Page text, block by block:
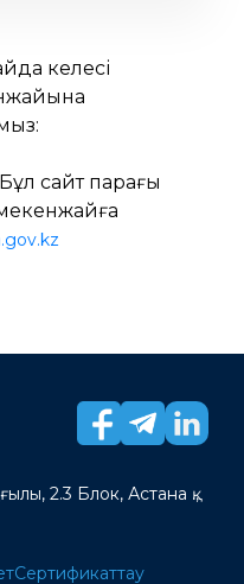
келесі
Бұл сайт парағы
мекенжайға
2.3 Блок, Астана қ.,
Сертификаттау